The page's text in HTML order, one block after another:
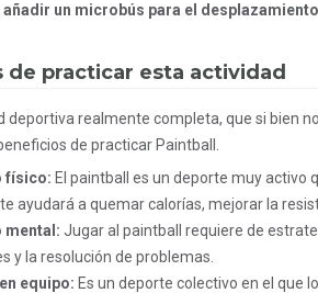
un microbús para el
de practicar esta actividad
deportiva realmente completa, que si bien
de practicar Paintball.
físico: El paintball es un deporte muy activo
ayudará a quemar calorías, mejorar la
mental: Jugar al paintball requiere de
y la resolución de problemas.
equipo: Es un deporte colectivo en el que